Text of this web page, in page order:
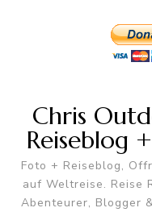
Chris
Reiseblog
Foto + Reiseblog,
auf Weltreise. Reise
Abenteurer, Blogger